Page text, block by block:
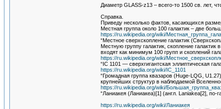
Диаметр GLASS-z13 – всего-то 1500 св. лет,
Справка.
Приведу несколько фактов, касающихся
Местная группа около 100 галактик – две
https://ru.wikipedia.org/wiki/
“Местное сверхскопление галактик
Местную группу галактик, скопление
входят как минимум 100 групп и скоплений
https://ru.wikipedia.org/wiki/
“IC 1101 — сверхгигантская эллиптическая
https://ru.wikipedia.org/wiki/IC_1101
“Громадная группа квазаров (Huge-LQG,
крупнейших структур в наблюдаемой
https://ru.wikipedia.org/wiki/
“Ланиакея (Ланиакеа)[1] (англ. Laniakea[2],
https://ru.wikipedia.org/wiki/Ланиакея